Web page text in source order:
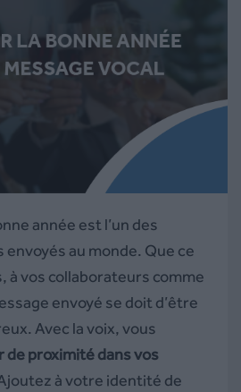
année est l’un des
envoyés au monde. Que ce
à vos collaborateurs comme
envoyé se doit d’être
Avec la voix, vous
de proximité dans vos
à votre identité de